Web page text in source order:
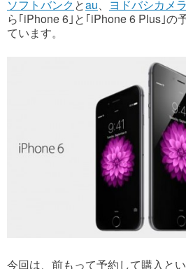
ソフトバンクとau、 ヨドバシカメラ
ら｢iPhone 6｣と｢iPhone 6 Plus｣の
ています。
今回は、前もって予約して購入と